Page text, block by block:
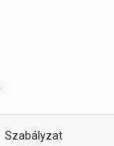
Szabályzat